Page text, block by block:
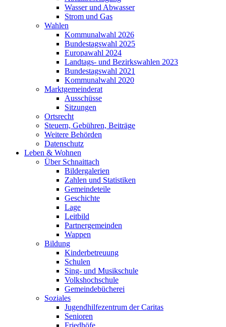
Wasser und Abwasser
Strom und Gas
Wahlen
Kommunalwahl 2026
Bundestagswahl 2025
Europawahl 2024
Landtags- und Bezirkswahlen 2023
Bundestagswahl 2021
Kommunalwahl 2020
Marktgemeinderat
Ausschüsse
Sitzungen
Ortsrecht
Steuern, Gebühren, Beiträge
Weitere Behörden
Datenschutz
Leben & Wohnen
Über Schnaittach
Bildergalerien
Zahlen und Statistiken
Gemeindeteile
Geschichte
Lage
Leitbild
Partnergemeinden
Wappen
Bildung
Kinderbetreuung
Schulen
Sing- und Musikschule
Volkshochschule
Gemeindebücherei
Soziales
Jugendhilfezentrum der Caritas
Senioren
Friedhöfe